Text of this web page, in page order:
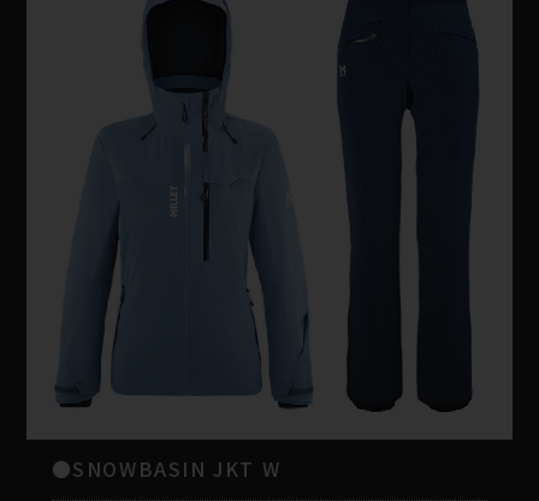
●SNOWBASIN JKT W